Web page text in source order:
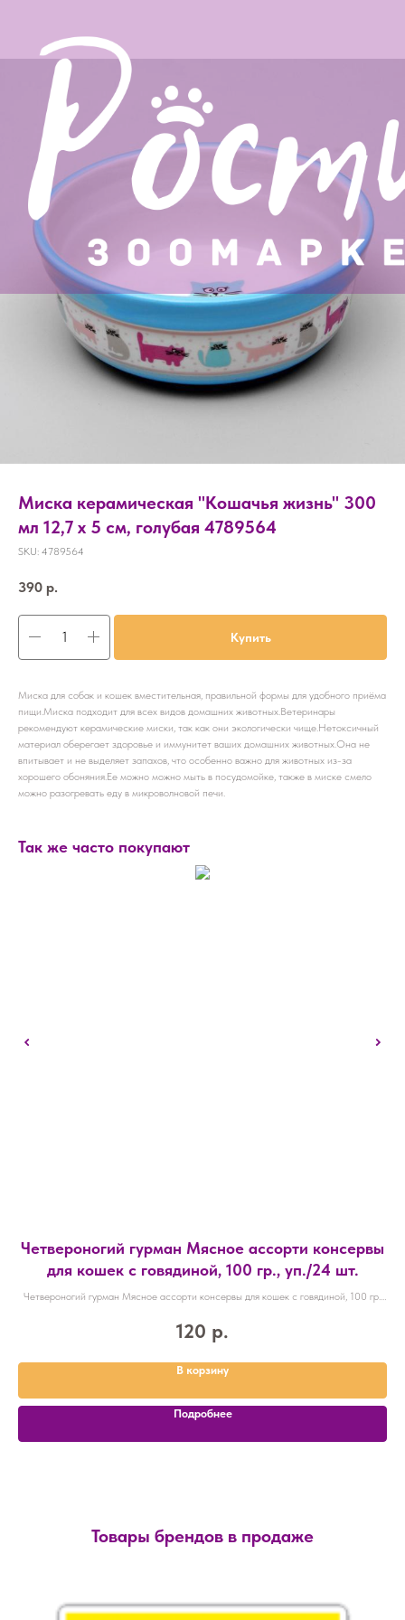
Миска керамическая "Кошачья жизнь" 300
мл 12,7 х 5 см, голубая 4789564
SKU: 4789564
390 р.
Купить
Миска для собак и кошек вместительная, правильной формы для удобного приёма
пищи.Миска подходит для всех видов домашних животных.Ветеринары
рекомендуют керамические миски, так как они экологически чище.Нетоксичный
материал оберегает здоровье и иммунитет ваших домашних животных.Она не
впитывает и не выделяет запахов, что особенно важно для животных из-за
хорошего обоняния.Ее можно можно мыть в посудомойке, также в миске смело
можно разогревать еду в микроволновой печи.
Так же часто покупают
Четвероногий гурман Мясное ассорти консервы
для кошек с говядиной, 100 гр., уп./24 шт.
Четвероногий гурман Мясное ассорти консервы для кошек с говядиной, 100 гр.,
120 р.
В корзину
Подробнее
Товары брендов в продаже